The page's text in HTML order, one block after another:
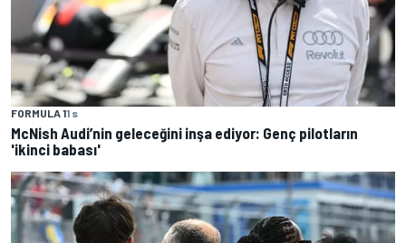
FORMULA 11 s
McNish Audi’nin geleceğini inşa ediyor: Genç pilotların
'ikinci babası'